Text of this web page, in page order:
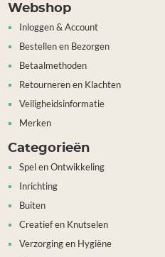
Webshop
Inloggen & Account
Bestellen en Bezorgen
Betaalmethoden
Retourneren en Klachten
Veiligheidsinformatie
Merken
Categorieën
Spel en Ontwikkeling
Inrichting
Buiten
Creatief en Knutselen
Verzorging en Hygiëne